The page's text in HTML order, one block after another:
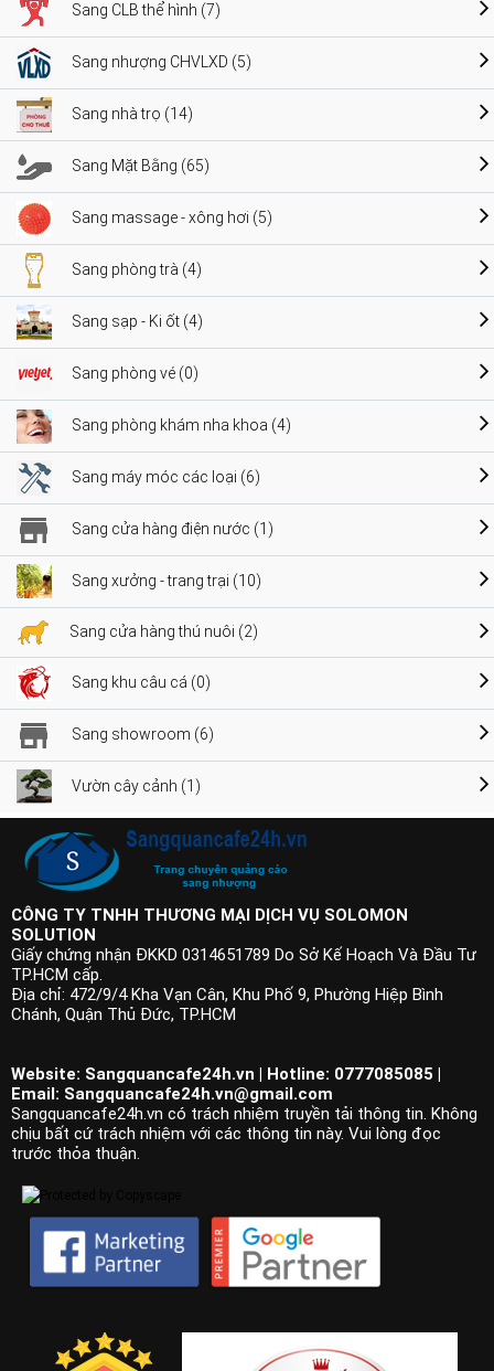
Sang CLB thể hình (7)
Sang nhượng CHVLXD (5)
Sang nhà trọ (14)
Sang Mặt Bằng (65)
Sang massage - xông hơi (5)
Sang phòng trà (4)
Sang sạp - Ki ốt (4)
Sang phòng vé (0)
Sang phòng khám nha khoa (4)
Sang máy móc các loại (6)
Sang cửa hàng điện nước (1)
Sang xưởng - trang trại (10)
Sang cửa hàng thú nuôi (2)
Sang khu câu cá (0)
Sang showroom (6)
Vườn cây cảnh (1)
CÔNG TY TNHH THƯƠNG MẠI DỊCH VỤ SOLOMON
SOLUTION
Giấy chứng nhận ĐKKD 0314651789 Do Sở Kế Hoạch Và Đầu Tư
TP.HCM cấp.
Địa chỉ: 472/9/4 Kha Vạn Cân, Khu Phố 9, Phường Hiệp Bình
Chánh, Quận Thủ Đức, TP.HCM
Website: Sangquancafe24h.vn | Hotline: 0777085085 |
Email: Sangquancafe24h.vn@gmail.com
Sangquancafe24h.vn có trách nhiệm truyền tải thông tin. Không
chịu bất cứ trách nhiệm với các thông tin này. Vui lòng đọc
trước thỏa thuận.